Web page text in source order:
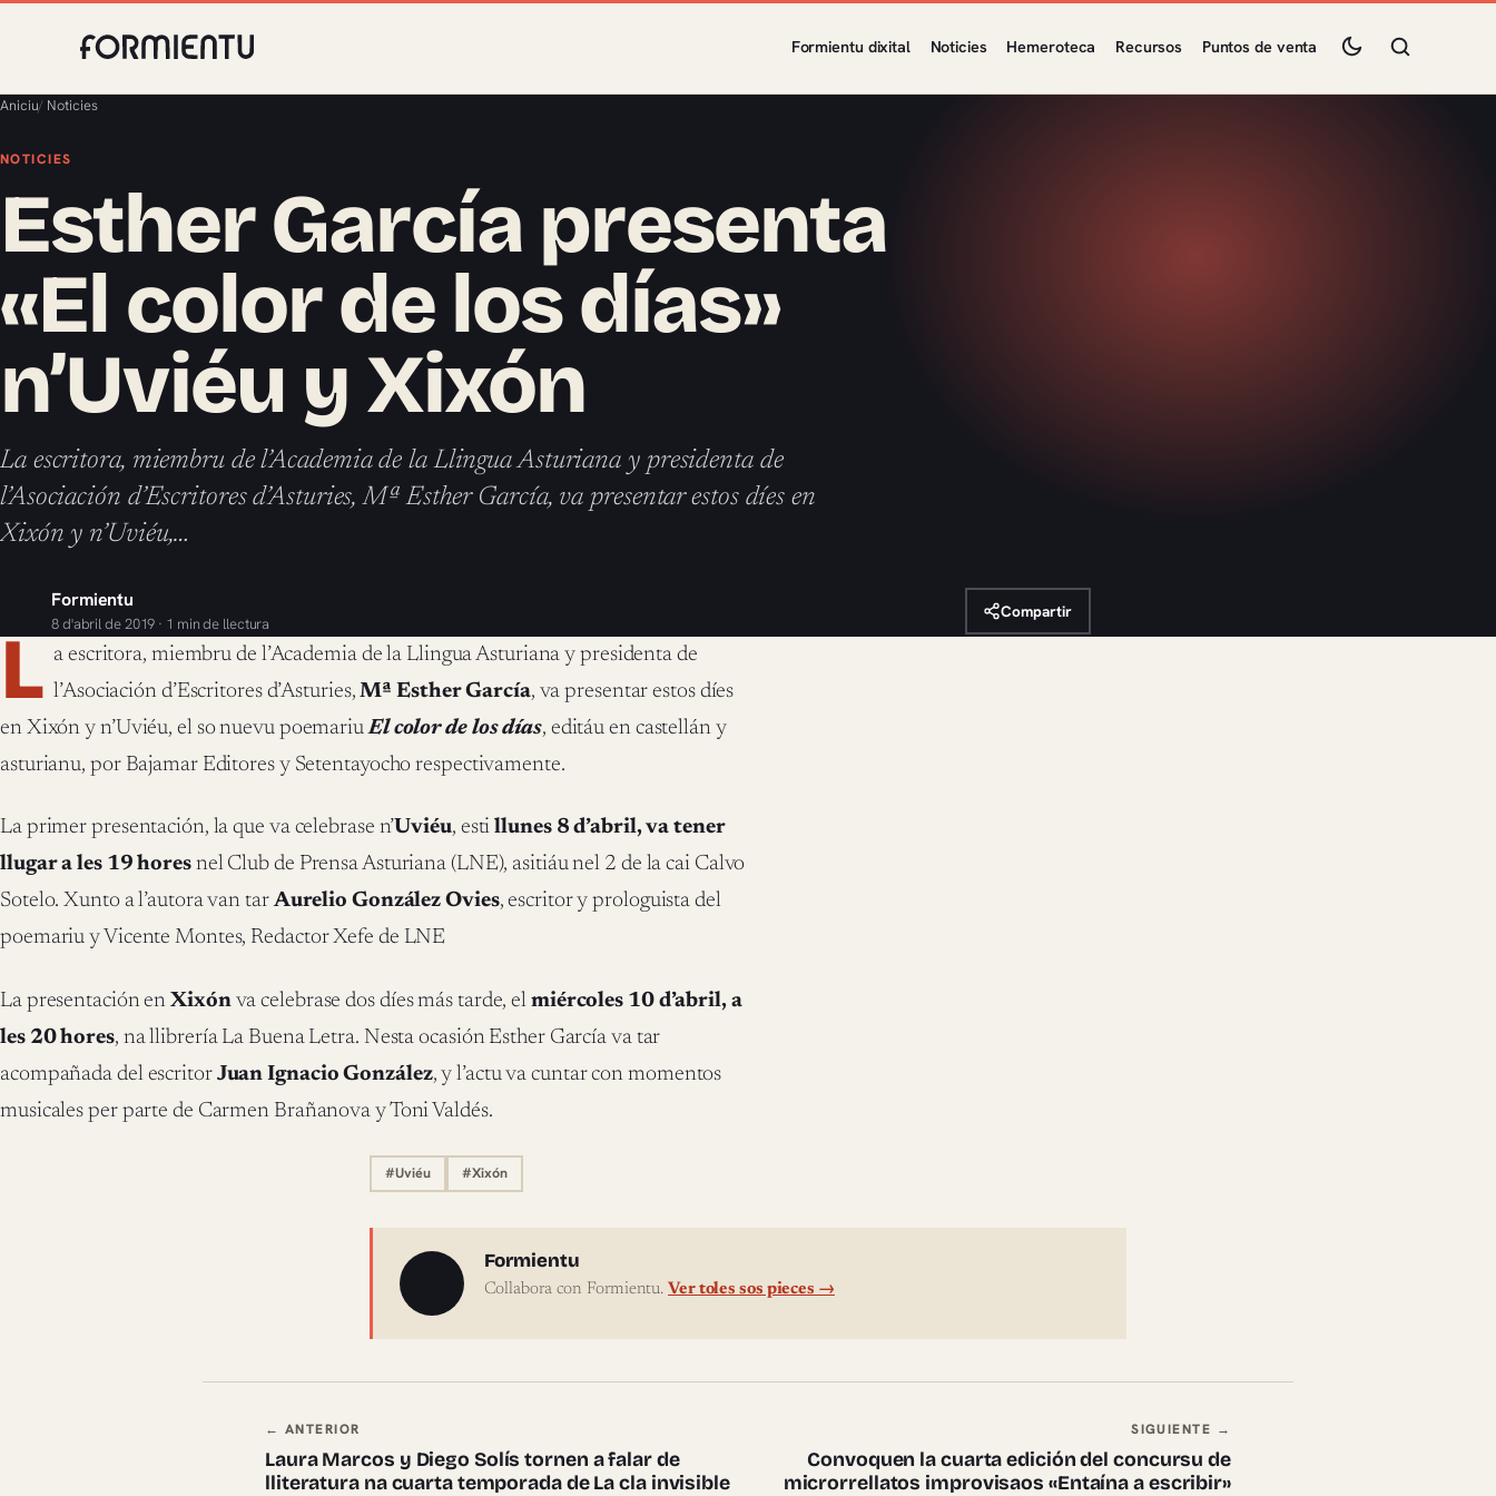
Formientu dixital Noticies Hemeroteca Recursos Puntos de venta
Aniciu/ Noticies
NOTICIES
Esther García presenta
«El color de los días»
n’Uviéu y Xixón
La escritora, miembru de l’Academia de la Llingua Asturiana y presidenta de
l’Asociación d’Escritores d’Asturies, Mª Esther García, va presentar estos díes en
Xixón y n’Uviéu,…
Formientu
8 d'abril de 2019 · 1 min de llectura
Compartir
L a escritora, miembru de l’Academia de la Llingua Asturiana y presidenta de
l’Asociación d’Escritores d’Asturies,Mª Esther García, va presentar estos díes
en Xixón y n’Uviéu, el so nuevu poemariuEl color de los días, editáu en castellán y
asturianu, por Bajamar Editores y Setentayocho respectivamente.
La primer presentación, la que va celebrase n’Uviéu, esti llunes 8 d’abril, va tener
llugar a les 19 horesnel Club de Prensa Asturiana (LNE), asitiáu nel 2 de la cai Calvo
Sotelo. Xunto a l’autora van tar Aurelio González Ovies, escritor y prologuista del
poemariu y Vicente Montes, Redactor Xefe de LNE
La presentación enXixónva celebrase dos díes más tarde, el miércoles 10 d’abril, a
les 20 hores, na llibrería La Buena Letra. Nesta ocasión Esther García va tar
acompañada del escritor Juan Ignacio González, y l’actu va cuntar con momentos
musicales per parte de Carmen Brañanova y Toni Valdés.
#Uviéu #Xixón
Sobre l'autor
Formientu
Collabora con Formientu.Ver toles sos pieces →
Navegación ente pieces
← ANTERIOR
Laura Marcos y Diego Solís tornen a falar de
lliteratura na cuarta temporada de La cla invisible
SIGUIENTE →
Convoquen la cuarta edición del concursu de
microrrellatos improvisaos «Entaína a escribir»